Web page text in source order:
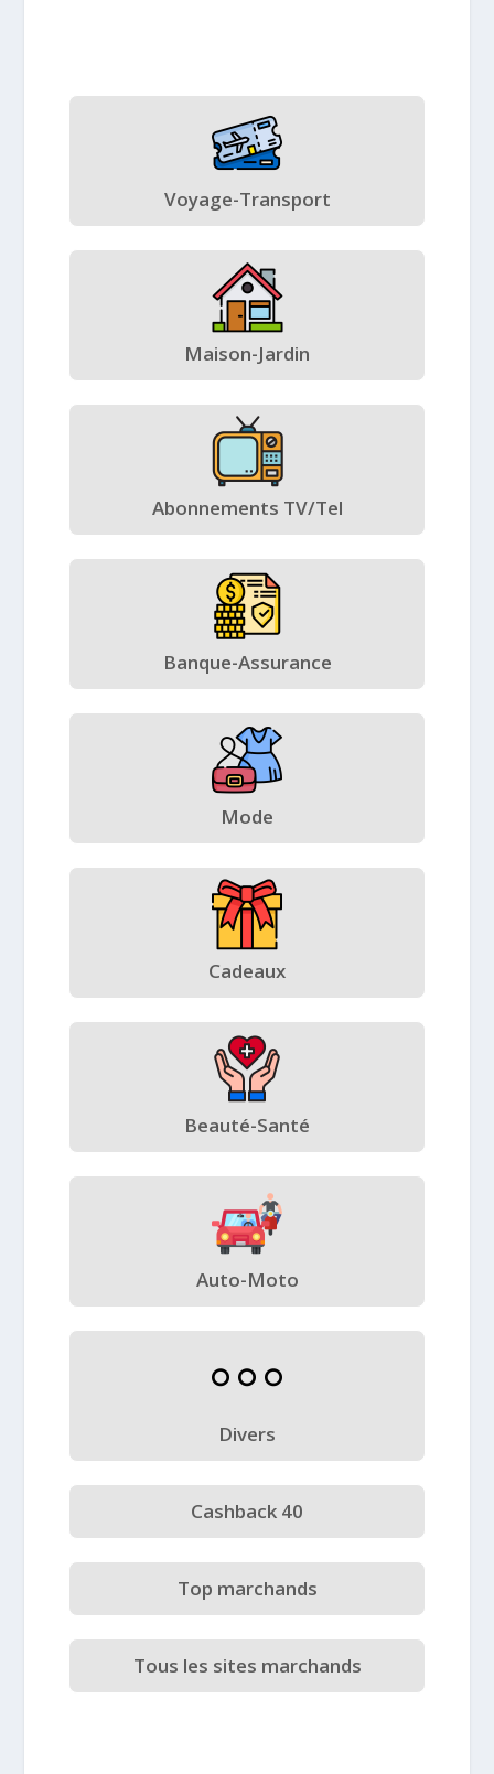
Voyage-Transport
Maison-Jardin
Abonnements TV/Tel
Banque-Assurance
Mode
Cadeaux
Beauté-Santé
Auto-Moto
Divers
Cashback 40
Top marchands
Tous les sites marchands